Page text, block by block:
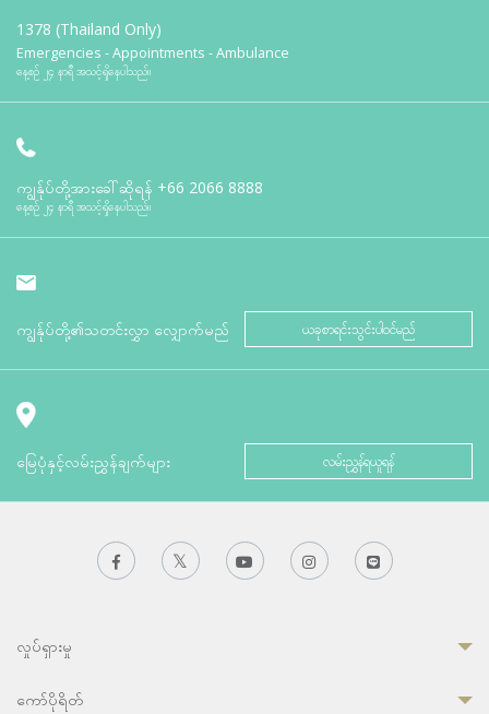
1378 (Thailand Only)
Emergencies - Appointments - Ambulance
နေ့စဉ် ၂၄ နာရီ အသင့်ရှိနေပါသည်။
ကျွန်ုပ်တို့အားခေါ်ဆိုရန် +66 2066 8888
နေ့စဉ် ၂၄ နာရီ အသင့်ရှိနေပါသည်။
ကျွန်ုပ်တို့၏သတင်းလွှာ လျှောက်မည် ယခုစာရင်းသွင်းပါဝင်မည်
မြေပုံနှင့်လမ်းညွှန်ချက်များ လမ်းညွှန်ရယူရန်
လှုပ်ရှားမှု
ကော်ပိုရိတ်